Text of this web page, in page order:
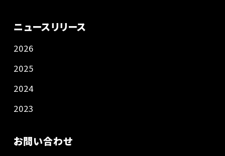
ニュースリリース
2026
2025
2024
2023
お問い合わせ